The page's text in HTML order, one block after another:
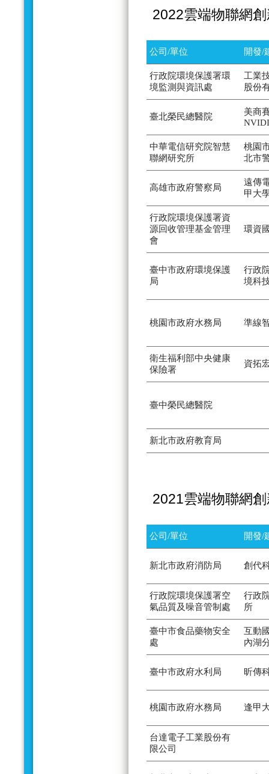
2022雲端物聯網
公司/單位 開發/
行政院環境保護署環
境監測與資訊處
工業
股份
臺北榮民總醫院
美商
中華電信研究院智慧
聯網研究所
桃園
北市
高雄市政府警察局
遠傳
甲大
行政院環境保護署資
源回收管理基金管理
會
環資
臺中市政府環境保護
局
行政
境科
桃園市政府水務局 準線
衛生福利部中央健康
保險署
資拓
臺中榮民總醫院
新北市政府教育局
2021雲端物聯網
公司/單位 開發/
新北市政府消防局 創代
行政院環境保護署空
氣品質及噪音管制處
行政
所
臺中市食品藥物安全
處
互動
內湖
臺中市政府水利局 昕傳
桃園市政府水務局 逢甲
台達電子工業股份有
限公司